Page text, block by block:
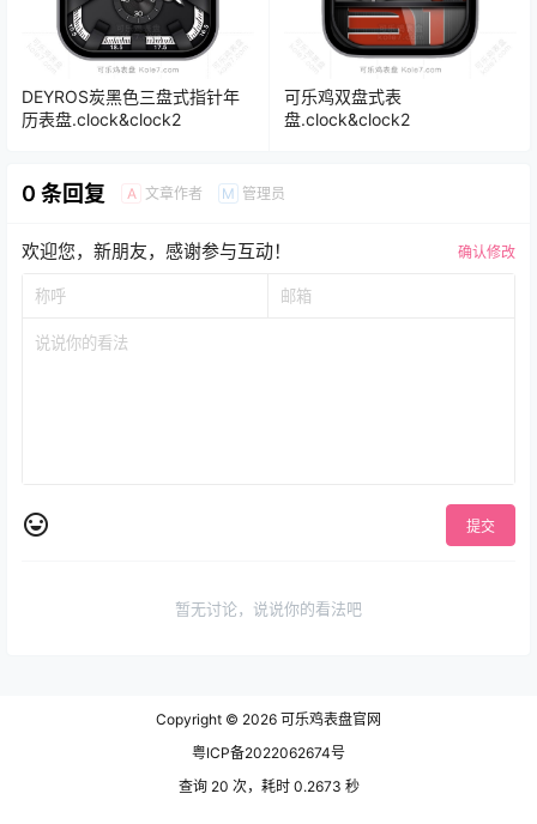
DEYROS炭黑色三盘式指针年
历表盘.clock&clock2
可乐鸡双盘式表
盘.clock&clock2
0 条回复 A 文章作者 M 管理员
欢迎您，新朋友，感谢参与互动！ 确认修改
提交
暂无讨论，说说你的看法吧
Copyright © 2026 可乐鸡表盘官网
粤ICP备2022062674号
查询 20 次，耗时 0.2673 秒